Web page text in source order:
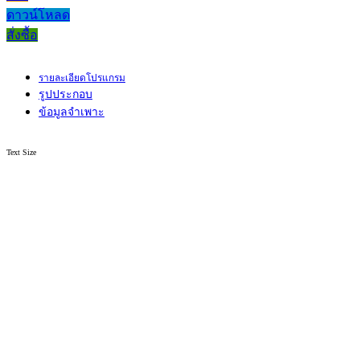
ดาวน์โหลด
สั่งซื้อ
รายละเอียดโปรแกรม
รูปประกอบ
ข้อมูลจำเพาะ
Text Size